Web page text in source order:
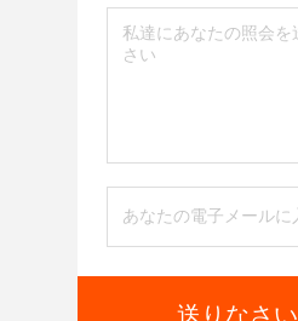
送りなさい